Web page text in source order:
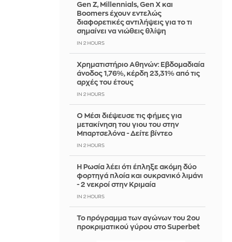
Gen Z, Millennials, Gen X και
Boomers έχουν εντελώς
διαφορετικές αντιλήψεις για το τι
σημαίνει να νιώθεις θλίψη
IN 2 HOURS
Χρηματιστήριο Αθηνών: Εβδομαδιαία
άνοδος 1,76%, κέρδη 23,31% από τις
αρχές του έτους
IN 2 HOURS
Ο Μέσι διέψευσε τις φήμες για
μετακίνηση του γιου του στην
Μπαρτσελόνα - Δείτε βίντεο
IN 2 HOURS
Η Ρωσία λέει ότι έπληξε ακόμη δύο
φορτηγά πλοία και ουκρανικό λιμάνι
- 2 νεκροί στην Κριμαία
IN 2 HOURS
Το πρόγραμμα των αγώνων του 2ου
προκριματικού γύρου στο Superbet